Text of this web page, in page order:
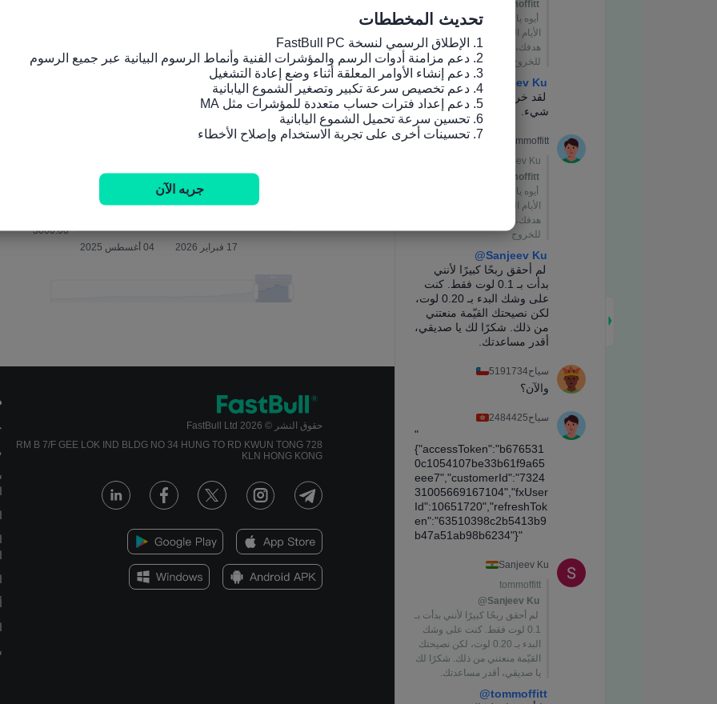
حقوق النشر © 2026 FastBull Ltd
728 RM B 7/F GEE LOK IND BLDG NO 34 HUNG TO RD KWUN TONG
KLN HONG KONG
تحديث المخططات
7. تحسينات أخرى على تجربة الاستخدام وإصلاح الأخطاء
جربه الآن